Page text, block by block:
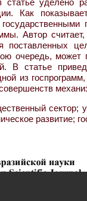
уделено
Как
Автор
поставленных
очередь, может
В статье
из
сектор;
развитие;